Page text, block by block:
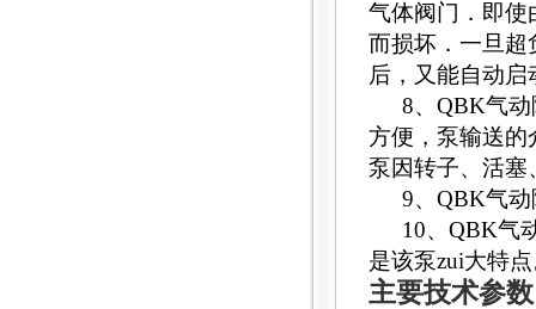
气体阀门． 即使
而损坏．一旦超
后，又能自动启
8、 QBK气
方便，泵输送的
泵因转子、活塞
9、 QBK气
10、 QBK气
是该泵zui大特
主要技术参数